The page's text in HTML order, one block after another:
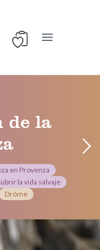
Abrir el
de la
en Provenza
la vida salvaje
Drôme